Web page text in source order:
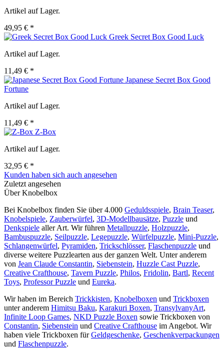
Artikel auf Lager.
49,95 € *
Greek Secret Box Good Luck
Artikel auf Lager.
11,49 € *
Japanese Secret Box Good
Fortune
Artikel auf Lager.
11,49 € *
Z-Box
Artikel auf Lager.
32,95 € *
Kunden haben sich auch angesehen
Zuletzt angesehen
Über Knobelbox
Bei Knobelbox finden Sie über 4.000 Geduldsspiele, Brain Teaser,
Knobelspiele, Zauberwürfel, 3D-Modellbausätze, Puzzle und
Denkspiele aller Art. Wir führen Metallpuzzle, Holzpuzzle,
Bambuspuzzle, Seilpuzzle, Legepuzzle, Würfelpuzzle, Mini-Puzzle,
Schlangenwürfel, Pyramiden, Trickschlösser, Flaschenpuzzle und
diverse weitere Puzzlearten aus der ganzen Welt. Unter anderem
von Jean Claude Constantin, Siebenstein, Huzzle Cast Puzzle,
Creative Crafthouse, Tavern Puzzle, Philos, Fridolin, Bartl, Recent
Toys, Professor Puzzle und Eureka.
Wir haben im Bereich Trickkisten, Knobelboxen und Trickboxen
unter anderem Himitsu Baku, Karakuri Boxen, TransylvanyArt,
Infinite Loop Games, NKD Puzzle Boxen sowie Trickboxen von
Constantin, Siebenstein und Creative Crafthouse im Angebot. Wir
haben viele Trickboxen fürGeldgeschenke, Geschenkverpackungen
und Flaschenpuzzle.